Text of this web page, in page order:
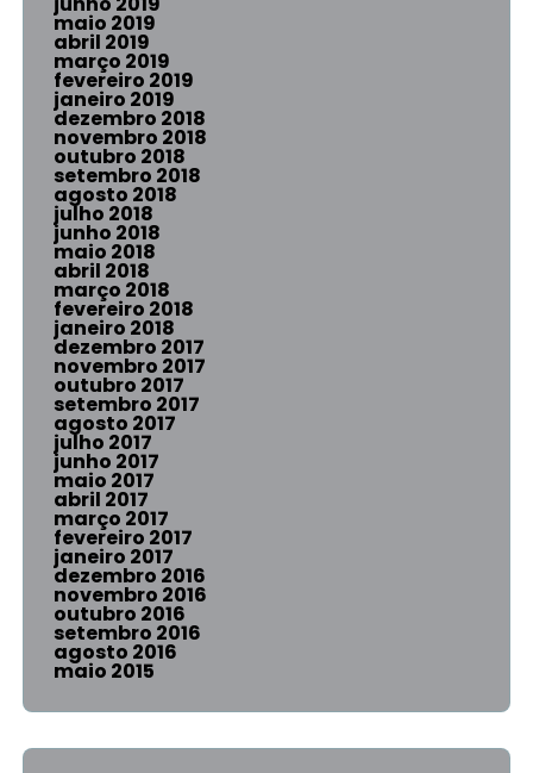
maio 2019
abril 2019
março 2019
fevereiro 2019
janeiro 2019
dezembro 2018
novembro 2018
outubro 2018
setembro 2018
agosto 2018
julho 2018
junho 2018
maio 2018
abril 2018
março 2018
fevereiro 2018
janeiro 2018
dezembro 2017
novembro 2017
outubro 2017
setembro 2017
agosto 2017
julho 2017
junho 2017
maio 2017
abril 2017
março 2017
fevereiro 2017
janeiro 2017
dezembro 2016
novembro 2016
outubro 2016
setembro 2016
agosto 2016
maio 2015